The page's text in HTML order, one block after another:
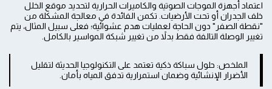
اعتماد أجهزة الموجات الصوتية والكاميرات الحرارية لتحديد موقع الخلل
خلف الجدران أو تحت الأرضيات. تكمن الفائدة في معالجة المشكلة من
"نقطة الصفر" دون الحاجة لعمليات هدم عشوائية؛ فعلى سبيل المثال، يتم
تغيير الوصلة التالفة فقط بدلاً من تغيير شبكة المواسير بالكامل.
الملخص: حلول سباكة ذكية تعتمد على التكنولوجيا الحديثة لتقليل
الأضرار الإنشائية وضمان استمرارية تدفق المياه بأمان.